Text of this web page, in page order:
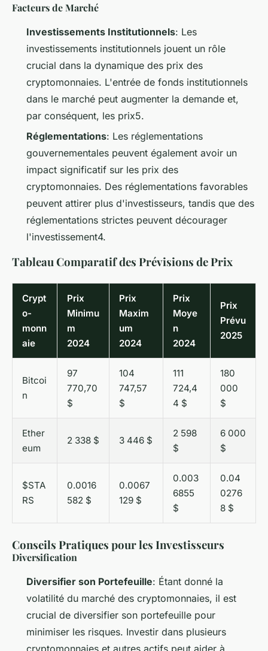
Facteurs de Marché
Investissements Institutionnels: Les
investissements institutionnels jouent un rôle
crucial dans la dynamique des prix des
cryptomonnaies. L'entrée de fonds institutionnels
dans le marché peut augmenter la demande et,
par conséquent, les prix5.
Réglementations: Les réglementations
gouvernementales peuvent également avoir un
impact significatif sur les prix des
cryptomonnaies. Des réglementations favorables
peuvent attirer plus d'investisseurs, tandis que des
réglementations strictes peuvent décourager
l'investissement4.
Tableau Comparatif des Prévisions de Prix
Crypt
o-
monn
aie
Prix
Minimu
m
2024
Prix
Maxim
um
2024
Prix
Moye
n
2024
Prix
Prévu
2025
Bitcoi
n
97
770,70
$
104
747,57
$
111
724,4
4 $
180
000
$
Ether
eum
2 338 $ 3 446 $
2 598
$
6 000
$
$STA
RS
0.0016
582 $
0.0067
129 $
0.003
6855
$
0.04
0276
8 $
Conseils Pratiques pour les Investisseurs
Diversification
Diversifier son Portefeuille: Étant donné la
volatilité du marché des cryptomonnaies, il est
crucial de diversifier son portefeuille pour
minimiser les risques. Investir dans plusieurs
cryptomonnaies et autres actifs peut aider à